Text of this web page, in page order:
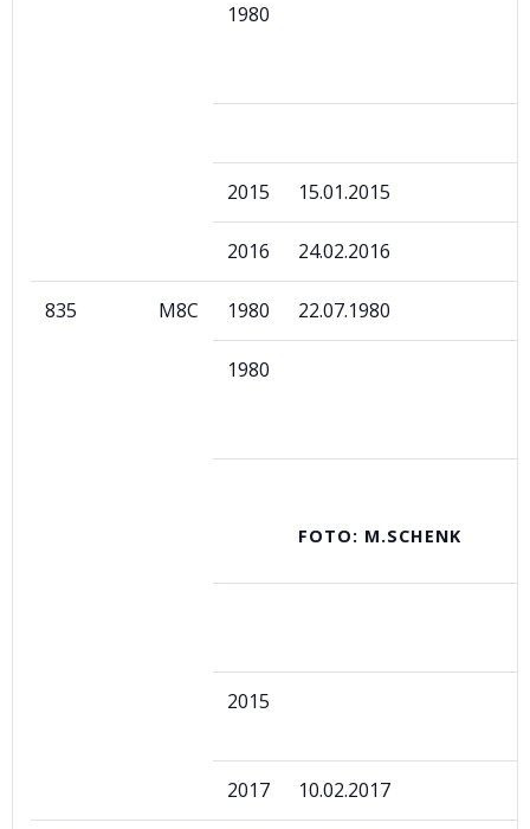
1980
2015 15.01.2015
2016 24.02.2016
835 M8C 1980 22.07.1980
1980
FOTO: M.SCHENK
2015
2017 10.02.2017